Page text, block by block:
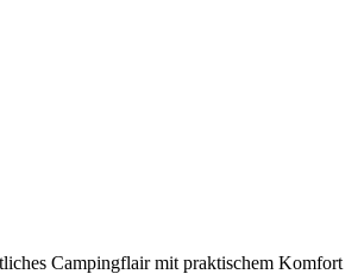
Campingflair mit praktischem Komfort